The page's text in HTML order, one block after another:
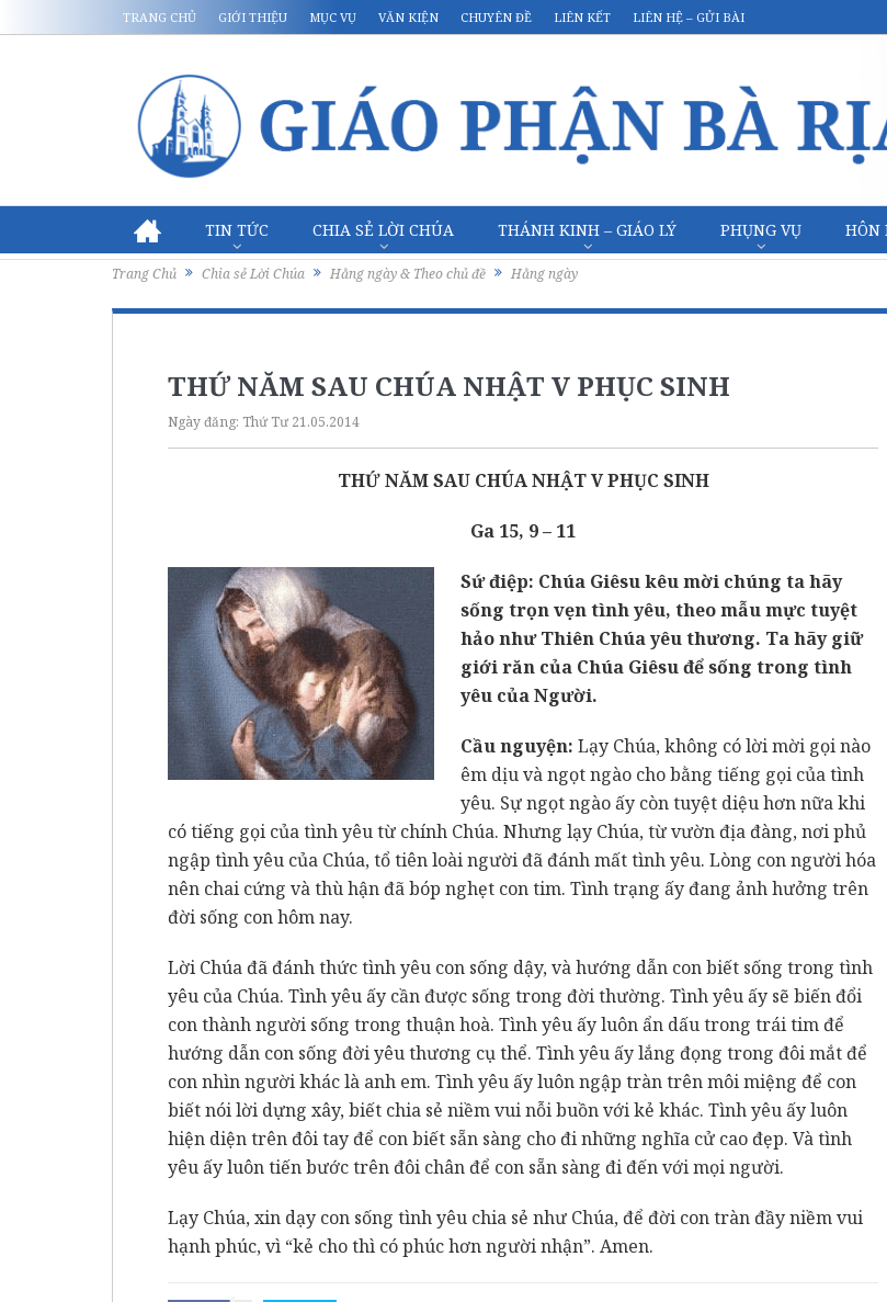
TRANG CHỦ GIỚI THIỆU MỤC VỤ VĂN KIỆN CHUYÊN ĐỀ LIÊN KẾT LIÊN HỆ – GỬI BÀI
TIN TỨC CHIA SẺ LỜI CHÚA THÁNH KINH – GIÁO LÝ PHỤNG VỤ HÔN
Trang Chủ Chia sẻ Lời Chúa Hằng ngày & Theo chủ đề Hằng ngày
THỨ NĂM SAU CHÚA NHẬT V PHỤC SINH
Ngày đăng: Thứ Tư 21.05.2014
THỨ NĂM SAU CHÚA NHẬT V PHỤC SINH
Ga 15, 9 – 11
Sứ điệp: Chúa Giêsu kêu mời chúng ta hãy
sống trọn vẹn tình yêu, theo mẫu mực tuyệt
hảo như Thiên Chúa yêu thương. Ta hãy giữ
giới răn của Chúa Giêsu để sống trong tình
yêu của Người.
Cầu nguyện: Lạy Chúa, không có lời mời gọi nào
êm dịu và ngọt ngào cho bằng tiếng gọi của tình
yêu. Sự ngọt ngào ấy còn tuyệt diệu hơn nữa khi
có tiếng gọi của tình yêu từ chính Chúa. Nhưng lạy Chúa, từ vườn địa đàng, nơi phủ
ngập tình yêu của Chúa, tổ tiên loài người đã đánh mất tình yêu. Lòng con người hóa
nên chai cứng và thù hận đã bóp nghẹt con tim. Tình trạng ấy đang ảnh hưởng trên
đời sống con hôm nay.
Lời Chúa đã đánh thức tình yêu con sống dậy, và hướng dẫn con biết sống trong tình
yêu của Chúa. Tình yêu ấy cần được sống trong đời thường. Tình yêu ấy sẽ biến đổi
con thành người sống trong thuận hoà. Tình yêu ấy luôn ẩn dấu trong trái tim để
hướng dẫn con sống đời yêu thương cụ thể. Tình yêu ấy lắng đọng trong đôi mắt để
con nhìn người khác là anh em. Tình yêu ấy luôn ngập tràn trên môi miệng để con
biết nói lời dựng xây, biết chia sẻ niềm vui nỗi buồn với kẻ khác. Tình yêu ấy luôn
hiện diện trên đôi tay để con biết sẵn sàng cho đi những nghĩa cử cao đẹp. Và tình
yêu ấy luôn tiến bước trên đôi chân để con sẵn sàng đi đến với mọi người.
Lạy Chúa, xin dạy con sống tình yêu chia sẻ như Chúa, để đời con tràn đầy niềm vui
hạnh phúc, vì “kẻ cho thì có phúc hơn người nhận”. Amen.